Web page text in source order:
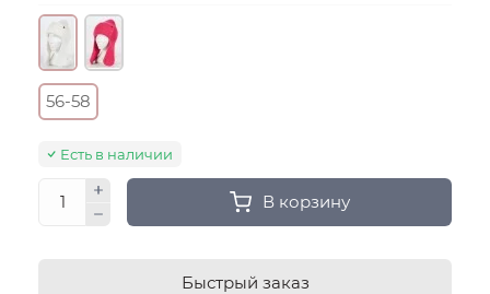
56-58
Есть в наличии
В корзину
Быстрый заказ